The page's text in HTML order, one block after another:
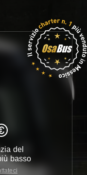
del
basso